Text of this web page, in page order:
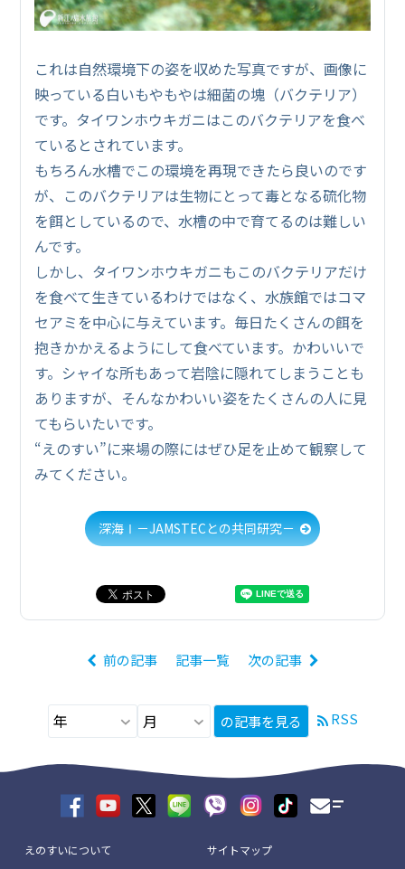
これは自然環境下の姿を収めた写真ですが、画像に
映っている白いもやもやは細菌の塊（バクテリア）
です。タイワンホウキガニはこのバクテリアを食べ
ているとされています。
もちろん水槽でこの環境を再現できたら良いのです
が、このバクテリアは生物にとって毒となる硫化物
を餌としているので、水槽の中で育てるのは難しい
んです。
しかし、タイワンホウキガニもこのバクテリアだけ
を食べて生きているわけではなく、水族館ではコマ
セアミを中心に与えています。毎日たくさんの餌を
抱きかかえるようにして食べています。かわいいで
す。シャイな所もあって岩陰に隠れてしまうことも
ありますが、そんなかわいい姿をたくさんの人に見
てもらいたいです。
“えのすい”に来場の際にはぜひ足を止めて観察して
みてください。
深海Ⅰ－JAMSTECとの共同研究－
前の記事 記事一覧 次の記事
の記事を見る RSS
えのすいについて
サイトマップ